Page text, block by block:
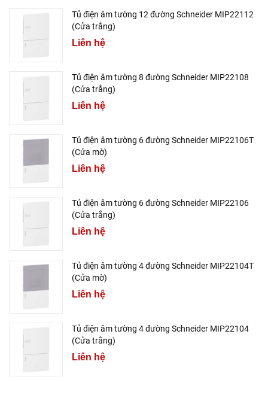
Tủ điện âm tường 12 đường Schneider MIP22112
(Cửa trắng)
Liên hệ
Tủ điện âm tường 8 đường Schneider MIP22108
(Cửa trắng)
Liên hệ
Tủ điện âm tường 6 đường Schneider MIP22106T
(Cửa mờ)
Liên hệ
Tủ điện âm tường 6 đường Schneider MIP22106
(Cửa trắng)
Liên hệ
Tủ điện âm tường 4 đường Schneider MIP22104T
(Cửa mờ)
Liên hệ
Tủ điện âm tường 4 đường Schneider MIP22104
(Cửa trắng)
Liên hệ